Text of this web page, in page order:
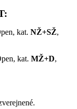
kat. NŽ+SŽ,
kat. MŽ+D,